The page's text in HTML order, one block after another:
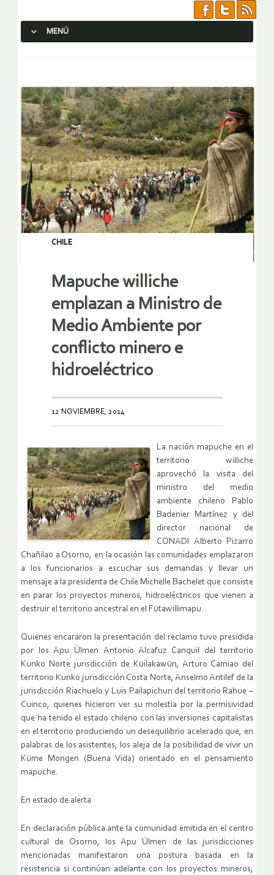
MENÚ
CHILE
Mapuche williche
emplazan a Ministro de
Medio Ambiente por
conflicto minero e
hidroeléctrico
12 NOVIEMBRE, 2014
La nación mapuche en el
territorio williche
aprovechó la visita del
ministro del medio
ambiente chileno Pablo
Badenier Martínez y del
director nacional de
CONADI Alberto Pizarro
Chañilao a Osorno, en la ocasión las comunidades emplazaron
a los funcionarios a escuchar sus demandas y llevar un
mensaje a la presidenta de Chile Michelle Bachelet que consiste
en parar los proyectos mineros, hidroeléctricos que vienen a
destruir el territorio ancestral en el Fütawillimapu.
Quienes encararon la presentación del reclamo tuvo presidida
por los Apu Ülmen Antonio Alcafuz Canquil del territorio
Kunko Norte jurisdicción de Küilakawün, Arturo Camiao del
territorio Kunko jurisdicción Costa Norte, Anselmo Antilef de la
jurisdicción Riachuelo y Luis Pailapichun del territorio Rahue –
Cuinco, quienes hicieron ver su molestia por la permisividad
que ha tenido el estado chileno con las inversiones capitalistas
en el territorio produciendo un desequilibrio acelerado que, en
palabras de los asistentes, los aleja de la posibilidad de vivir un
Küme Mongen (Buena Vida) orientado en el pensamiento
mapuche.
En estado de alerta
En declaración pública ante la comunidad emitida en el centro
cultural de Osorno, los Apu Ülmen de las jurisdicciones
mencionadas manifestaron una postura basada en la
resistencia si continúan adelante con los proyectos mineros,